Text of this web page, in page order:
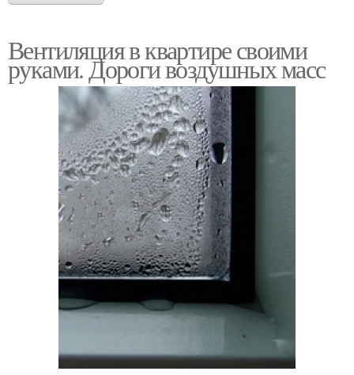
Вентиляция в квартире своими
руками. Дороги воздушных масс